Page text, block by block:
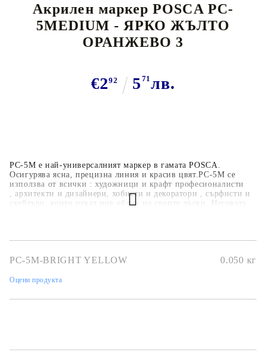
Акрилен маркер POSCA PC-
5MEDIUM - ЯРКО ЖЪЛТО
ОРАНЖЕВО 3
€292 5 71 лв.
PC-5M е най-универсалният маркер в гамата POSCA.
Осигурява ясна, прецизна линия и красив цвят.PC-5M се
използва от всички : художници и крафт професионалисти
, архитекти и дизайнери, хобисти и декоратори , сърфисти и
скейтъри, които искат нов облик на своите дъски. Неговата
- Върхукерамика
се изпича на 220 градуса за около 45 мин.
- Върхутекстил
- Върхупластмасасе фиксира с лак.
PC-5M-BRIGHT YELLOW 0.050 кг
Оцени продукта